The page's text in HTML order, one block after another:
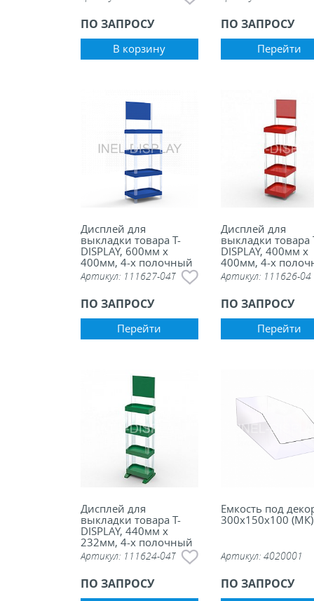
ПО ЗАПРОСУ
В корзину
ПО ЗАПРОСУ
Перейти
Дисплей для
выкладки товара Т-
DISPLAY, 600мм х
400мм, 4-х полочный
с топером
Артикул: 111627-04T
ПО ЗАПРОСУ
Перейти
Дисплей для
выкладки товара
DISPLAY, 400мм х
400мм, 4-х
без топера
Артикул: 111626-04
ПО ЗАПРОСУ
Перейти
Дисплей для
выкладки товара Т-
DISPLAY, 440мм х
232мм, 4-х полочный
с топером
Артикул: 111624-04T
ПО ЗАПРОСУ
Емкость под
300х150х100 (МК)
Артикул: 4020001
ПО ЗАПРОСУ